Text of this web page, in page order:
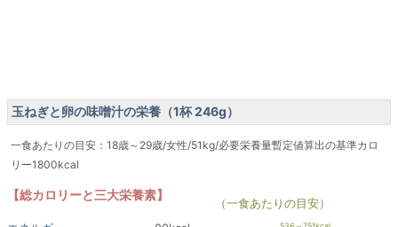
玉ねぎと卵の味噌汁の栄養（1杯 246g）
一食あたりの目安：18歳～29歳/女性/51kg/必要栄養量暫定値算出の基準カロ
リー1800kcal
【総カロリーと三大栄養素】
（一食あたりの目安）